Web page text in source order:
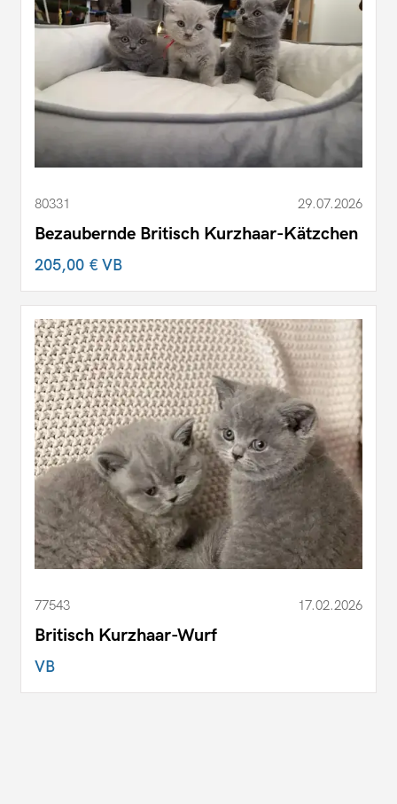
80331 29.07.2026
Bezaubernde Britisch Kurzhaar-Kätzchen
205,00 €VB
77543 17.02.2026
Britisch Kurzhaar-Wurf
VB